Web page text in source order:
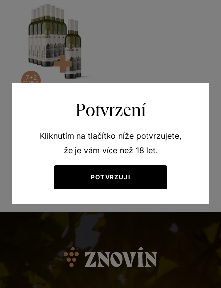
7+2
ZDARMA
výběr z hroznů 2021
Šarže 1353
Kč
Potvrzení
Kliknutím na tlačítko níže potvrzujete,
že je vám více než 18 let.
POTVRZUJI